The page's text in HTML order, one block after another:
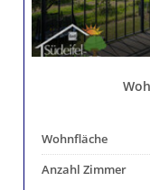
Wohnfläche
Anzahl Zimmer